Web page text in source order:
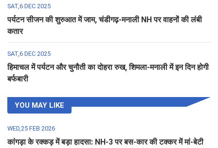
SAT,6 DEC 2025
पर्यटन सीजन की शुरुआत में जाम, चंडीगढ़-मनाली NH पर वाहनों की लंबी
कतार
SAT,6 DEC 2025
हिमाचल में पर्यटन और चुनौती का दोहरा रुख, शिमला-मनाली में इन दिन होगी
बर्फबारी
YOU MAY LIKE
WED,25 FEB 2026
कांगड़ा के रक्कड़ में बड़ा हादसा: NH-3 पर बस-कार की टक्कर में मां-बेटी